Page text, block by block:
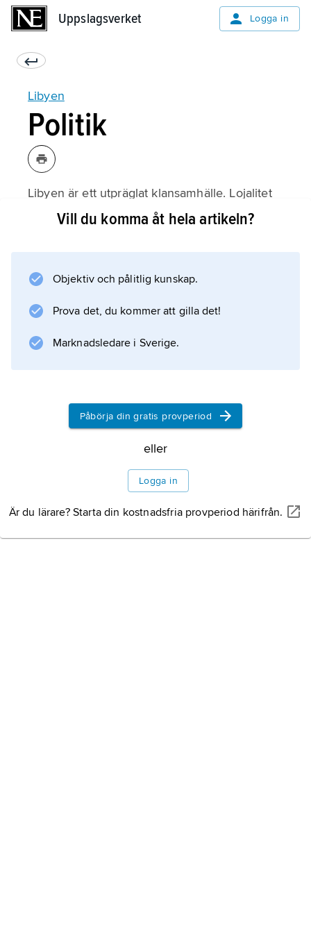
Uppslagsverket Logga in
Libyen
Politik
Libyen är ett utpräglat klansamhälle. Lojalitet
mot klanen eller lokalsamhället har för de
motsättningar mellan landets västra del,
Tripolitanien, och den östra, Cyrenaika.
demokrati, är starkt i
Information om artikeln
Vill du komma åt hela artikeln?
Objektiv och pålitlig kunskap.
Prova det, du kommer att gilla det!
Marknadsledare i Sverige.
Påbörja din gratis provperiod
eller
Logga in
Är du lärare? Starta din kostnadsfria provperiod härifrån.